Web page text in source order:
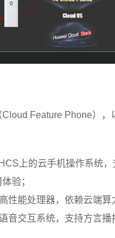
Feature Phone）
上的云手机操作系统
验；
性能处理器，依赖云端算
音交互系统，支持方言播